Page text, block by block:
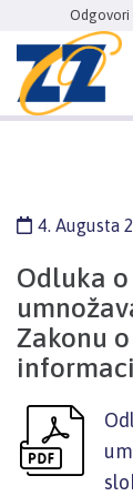
Odgovori
4. Augusta
Odluka
Zakonu